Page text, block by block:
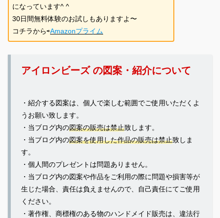
になっています^ ^
30日間無料体験のお試しもありますよ〜
コチラから⇨Amazonプライム
アイロンビーズ の図案・紹介について
・紹介する図案は、個人で楽しむ範囲でご使用いただくよ
うお願い致します。
・当ブログ内の図案の販売は禁止致します。
・当ブログ内の図案を使用した作品の販売は禁止致しま
す。
・個人間のプレゼントは問題ありません。
・当ブログ内の図案や作品をご利用の際に問題や損害等が
生じた場合、責任は負えませんので、自己責任にてご使用
ください。
・著作権、商標権のある物のハンドメイド販売は、違法行